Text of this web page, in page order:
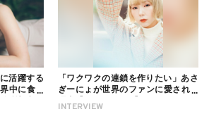
活躍する
中に食べ
INTERVIEW
「ワクワクの連鎖を作りたい」あさ
ぎーにょが世界のファンに愛される